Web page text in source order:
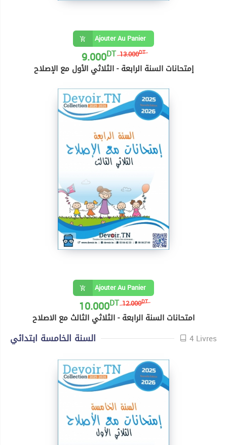
Ajouter Au Panier
13.000DT
9.000DT
إمتحانات السنة الرابعة - الثلاثي الأول مع الإصلاح
Ajouter Au Panier
12.000DT
10.000DT
امتحانات السنة الرابعة - الثلاثي الثالث مع الاصلاح
السنة الخامسة ابتدائي 4 Livres